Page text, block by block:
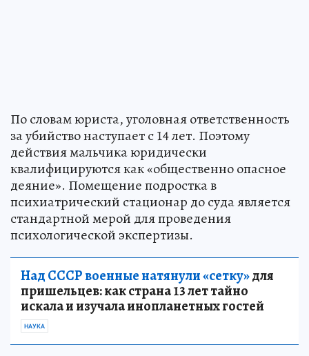
По словам юриста, уголовная ответственность
за убийство наступает с 14 лет. Поэтому
действия мальчика юридически
квалифицируются как «общественно опасное
деяние». Помещение подростка в
психиатрический стационар до суда является
стандартной мерой для проведения
психологической экспертизы.
Над СССР военные натянули «сетку»для
пришельцев: как страна 13 лет тайно
искала и изучала инопланетных гостей
НАУКА